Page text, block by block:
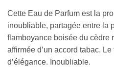
Cette Eau de Parfum est la
inoubliable, partagée entre la
flamboyance boisée du cèdre
affirmée d’un accord tabac.
d’élégance. Inoubliable.